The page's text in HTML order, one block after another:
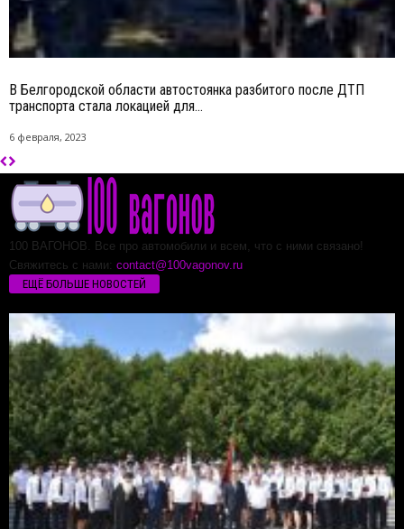
В Белгородской области автостоянка разбитого после ДТП
транспорта стала локацией для...
6 февраля, 2023
100 ВАГОНОВ. Все про автомобили и всем, что с ними связано!
Свяжитесь с нами: contact@100vagonov.ru
ЕЩЁ БОЛЬШЕ НОВОСТЕЙ